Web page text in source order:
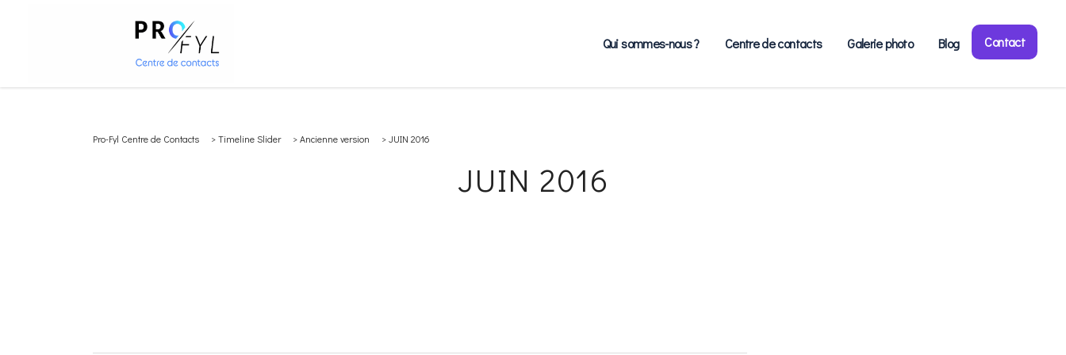
Qui sommes-nous ? Centre de contacts Galerie photo Blog Contact
Pro-Fyl Centre de Contacts >Timeline Slider >Ancienne version >JUIN 2016
JUIN 2016